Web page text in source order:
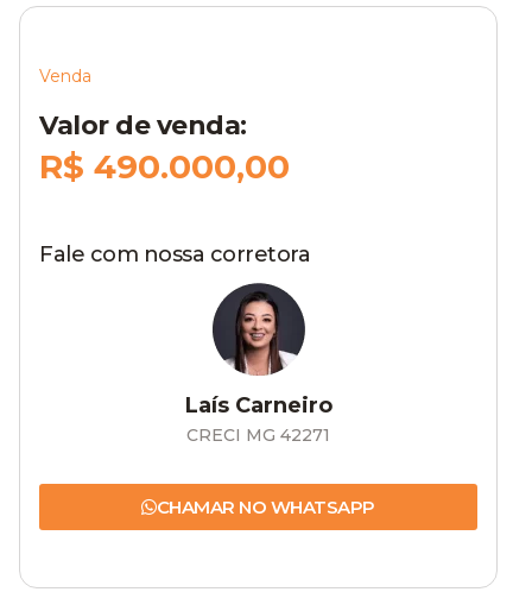
Venda
Valor de venda:
R$ 490.000,00
Fale com nossa corretora
Laís Carneiro
CRECI MG 42271
CHAMAR NO WHATSAPP